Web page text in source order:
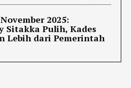
2025:
Sitakka Pulih, Kades
Lebih dari Pemerintah